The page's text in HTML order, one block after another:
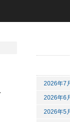
2026年7
2026年6
2026年5